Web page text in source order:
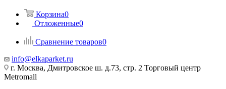
Корзина0
Отложенные0
Сравнение товаров0
info@elkaparket.ru
г. Москва, Дмитровское ш. д.73, стр. 2 Торговый центр
Metromall